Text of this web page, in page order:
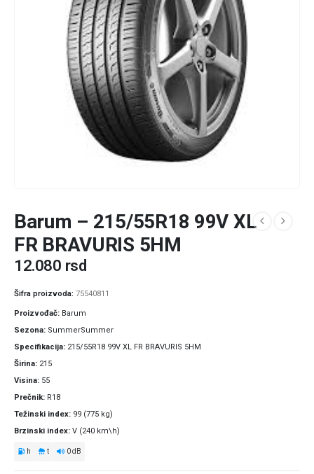
Barum – 215/55R18 99V XL
FR BRAVURIS 5HM
12.080 rsd
Šifra proizvoda: 75540811
Proizvođač Barum
Sezona SummerSummer
Specifikacija 215/55R18 99V XL FR BRAVURIS 5HM
Širina 215
Visina 55
Prečnik R18
Težinski index 99 (775 kg)
Brzinski index V (240 km\h)
h t 0 dB